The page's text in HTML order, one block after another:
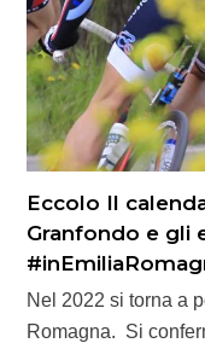
Eccolo Il
Granfondo e gli
Nel 2022 si torna a
Romagna. Si